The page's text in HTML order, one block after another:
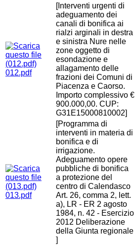
012.pdf
[Interventi urgenti di
adeguamento dei
canali di bonifica ai
rialzi arginali in destra
e sinistra Nure nelle
zone oggetto di
esondazione e
allagamento delle
frazioni dei Comuni di
Piacenza e Caorso.
Importo complessivo €
900.000,00. CUP:
G31E15000810002]
013.pdf
[Programma di
interventi in materia di
bonifica e di
irrigazione.
Adeguamento opere
pubbliche di bonifica
a protezione del
centro di Calendasco
Art. 26, comma 2, lett.
a), LR - ER 2 agosto
1984, n. 42 - Esercizio
2012 Deliberazione
della Giunta regionale
]